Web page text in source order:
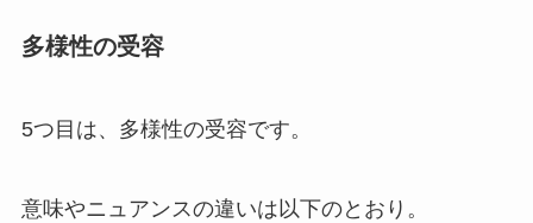
多様性の受容
5つ目は、多様性の受容です。
意味やニュアンスの違いは以下のとおり。